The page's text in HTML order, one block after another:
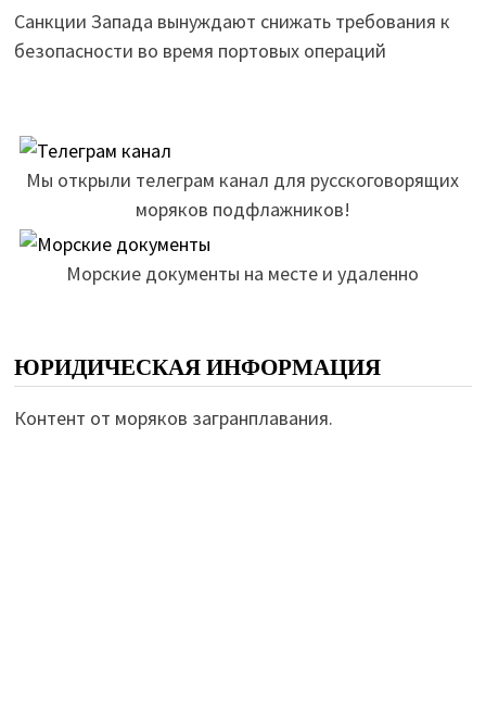
Санкции Запада вынуждают снижать требования к
безопасности во время портовых операций
Мы открыли телеграм канал для русскоговорящих
моряков подфлажников!
Морские документы на месте и удаленно
ЮРИДИЧЕСКАЯ ИНФОРМАЦИЯ
Контент от моряков загранплавания.